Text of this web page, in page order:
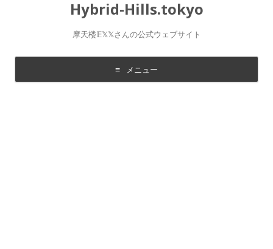
Hybrid-Hills.tokyo
摩天楼𝔼𝕏𝕏さんの公式ウェブサイト
メニュー
コ